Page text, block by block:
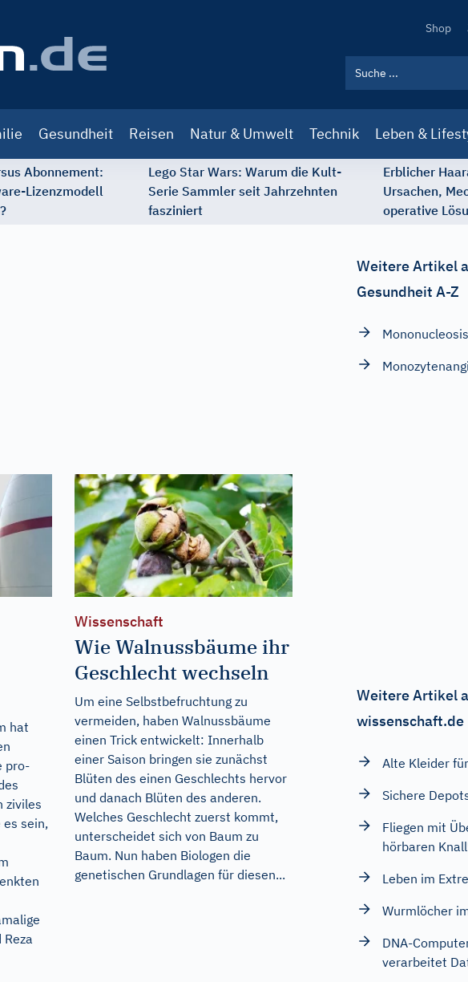
Shop
Gesundheit Reisen Natur & Umwelt Technik Leben &
Abonnement:
Lizenzmodell
Lego Star Wars: Warum die Kult-
Serie Sammler seit Jahrzehnten
fasziniert
Erblicher
Ursachen,
operative
hat
pro-
ziviles
sein,
Wissenschaft
Wie Walnussbäume ihr
Geschlecht wechseln
Um eine Selbstbefruchtung zu
vermeiden, haben Walnussbäume
einen Trick entwickelt: Innerhalb
einer Saison bringen sie zunächst
Blüten des einen Geschlechts hervor
und danach Blüten des anderen.
Welches Geschlecht zuerst kommt,
unterscheidet sich von Baum zu
Baum. Nun haben Biologen die
genetischen Grundlagen für diesen...
Weitere Artikel
Gesundheit A-Z
Weitere Artikel
wissenschaft.de
Alte Kleider
Sichere
Fliegen mit
hörbaren
Leben im
Wurmlöcher
DNA-
verarbeitet